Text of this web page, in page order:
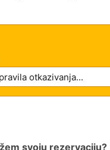
svoju rezervaciju?